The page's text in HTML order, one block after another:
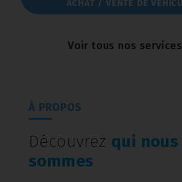
Voir tous nos services
À PROPOS
Découvrez qui nous
sommes